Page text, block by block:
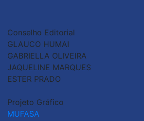
Conselho Editorial
GLAUCO HUMAI
GABRIELLA OLIVEIRA
JAQUELINE MARQUES
ESTER PRADO
Projeto Gráfico
MUFASA